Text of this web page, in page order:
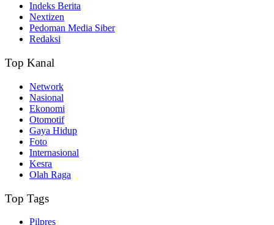
Indeks Berita
Nextizen
Pedoman Media Siber
Redaksi
Top Kanal
Network
Nasional
Ekonomi
Otomotif
Gaya Hidup
Foto
Internasional
Kesra
Olah Raga
Top Tags
Pilpres